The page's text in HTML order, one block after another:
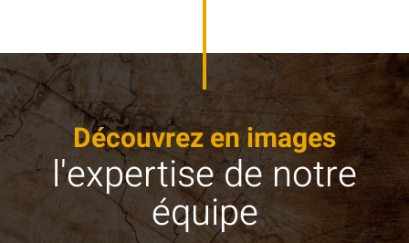
Découvrez en images
l'expertise de notre
équipe